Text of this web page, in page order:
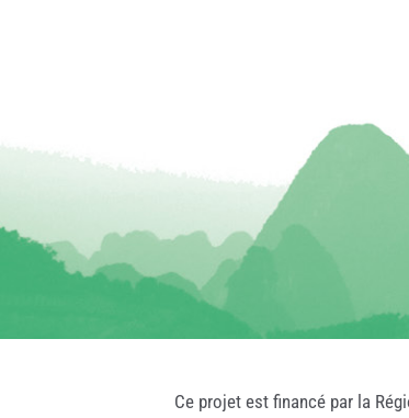
Ce projet est financé par la